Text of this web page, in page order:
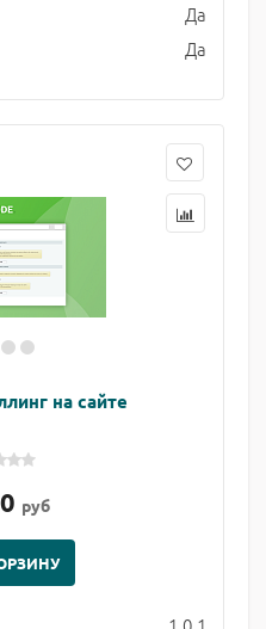
Да
Да
на сайте
руб